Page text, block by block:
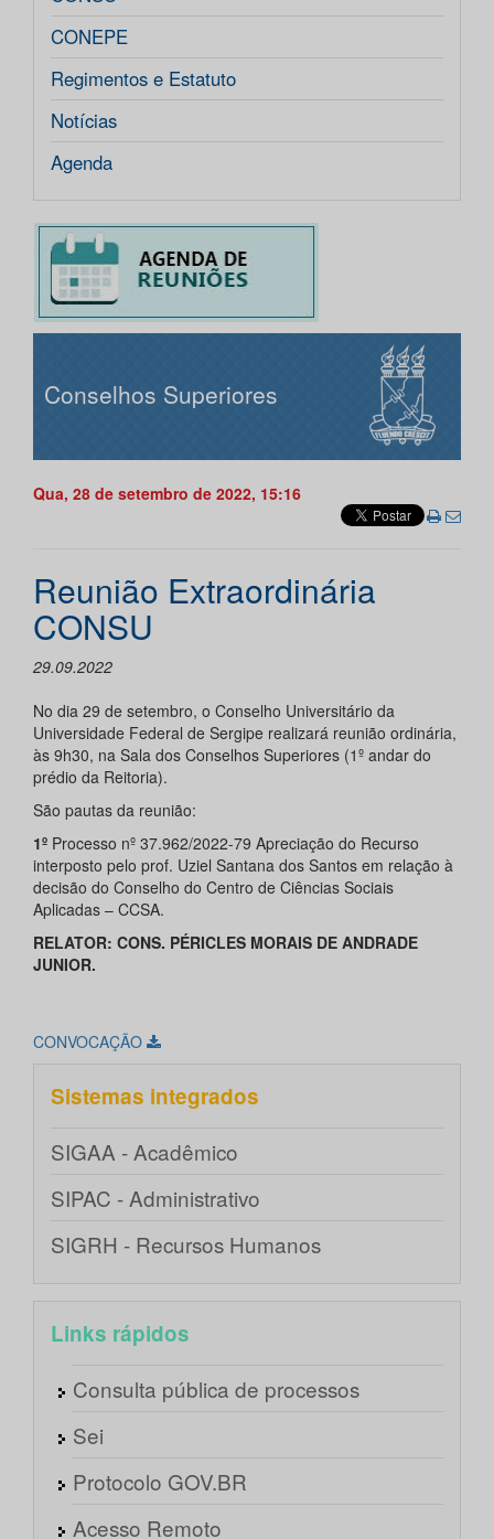
CONEPE
Regimentos e Estatuto
Notícias
Agenda
Conselhos Superiores
Qua, 28 de setembro de 2022, 15:16
Reunião Extraordinária
CONSU
29.09.2022
No dia 29 de setembro, o Conselho Universitário da
Universidade Federal de Sergipe realizará reunião ordinária,
às 9h30, na Sala dos Conselhos Superiores (1º andar do
prédio da Reitoria).
São pautas da reunião:
1º Processo nº 37.962/2022-79 Apreciação do Recurso
interposto pelo prof. Uziel Santana dos Santos em relação à
decisão do Conselho do Centro de Ciências Sociais
Aplicadas – CCSA.
RELATOR: CONS. PÉRICLES MORAIS DE ANDRADE
JUNIOR.
CONVOCAÇÃO
Sistemas integrados
SIGAA - Acadêmico
SIPAC - Administrativo
SIGRH - Recursos Humanos
Links rápidos
Consulta pública de processos
Sei
Protocolo GOV.BR
Acesso Remoto